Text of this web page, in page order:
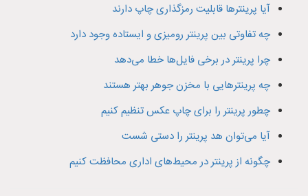
آیا پرینترها قابلیت رمزگذاری چاپ دارند
چه تفاوتی بین پرینتر رومیزی و ایستاده وجود دارد
چرا پرینتر در برخی فایل‌ها خطا می‌دهد
چه پرینترهایی با مخزن جوهر بهتر هستند
چطور پرینتر را برای چاپ عکس تنظیم کنیم
آیا می‌توان هد پرینتر را دستی شست
چگونه از پرینتر در محیط‌های اداری محافظت کنیم